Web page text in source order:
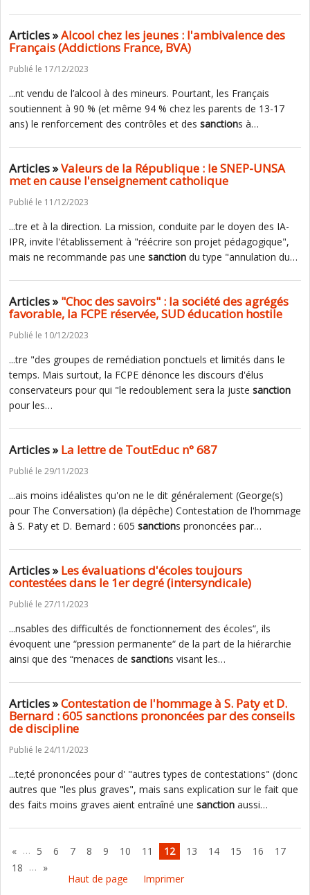
Articles »Alcool chez les jeunes : l'ambivalence des
Français (Addictions France, BVA)
Publié le 17/12/2023
...nt vendu de l’alcool à des mineurs. Pourtant, les Français
soutiennent à 90 % (et même 94 % chez les parents de 13-17
ans) le renforcement des contrôles et des sanctions à…
Articles »Valeurs de la République : le SNEP-UNSA
met en cause l'enseignement catholique
Publié le 11/12/2023
...tre et à la direction. La mission, conduite par le doyen des IA-
IPR, invite l'établissement à "réécrire son projet pédagogique",
mais ne recommande pas une sanction du type "annulation du…
Articles »"Choc des savoirs" : la société des agrégés
favorable, la FCPE réservée, SUD éducation hostile
Publié le 10/12/2023
...tre "des groupes de remédiation ponctuels et limités dans le
temps. Mais surtout, la FCPE dénonce les discours d'élus
conservateurs pour qui "le redoublement sera la juste sanction
pour les…
Articles »La lettre de ToutEduc n° 687
Publié le 29/11/2023
...ais moins idéalistes qu'on ne le dit généralement (George(s)
pour The Conversation) (la dépêche) Contestation de l'hommage
à S. Paty et D. Bernard : 605 sanctions prononcées par…
Articles »Les évaluations d'écoles toujours
contestées dans le 1er degré (intersyndicale)
Publié le 27/11/2023
...nsables des difficultés de fonctionnement des écoles“, ils
évoquent une “pression permanente“ de la part de la hiérarchie
ainsi que des “menaces de sanctions visant les…
Articles »Contestation de l'hommage à S. Paty et D.
Bernard : 605 sanctions prononcées par des conseils
de discipline
Publié le 24/11/2023
...te;té prononcées pour d' "autres types de contestations" (donc
autres que "les plus graves", mais sans explication sur le fait que
des faits moins graves aient entraîné une sanction aussi…
« … 5 6 7 8 9 10 11 12 13 14 15 16
17
18 … »
Haut de page
Imprimer